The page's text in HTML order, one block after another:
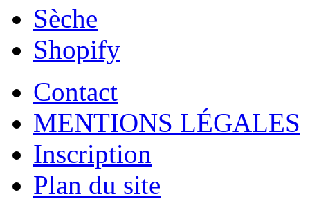
Sèche
Shopify
Contact
MENTIONS LÉGALES
Inscription
Plan du site